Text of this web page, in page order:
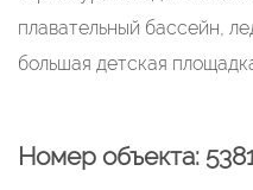
плавательный бассейн,
большая детская
Номер объекта: